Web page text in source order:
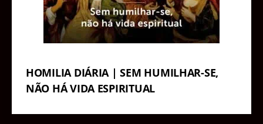
HOMILIA DIÁRIA | SEM HUMILHAR-SE,
NÃO HÁ VIDA ESPIRITUAL